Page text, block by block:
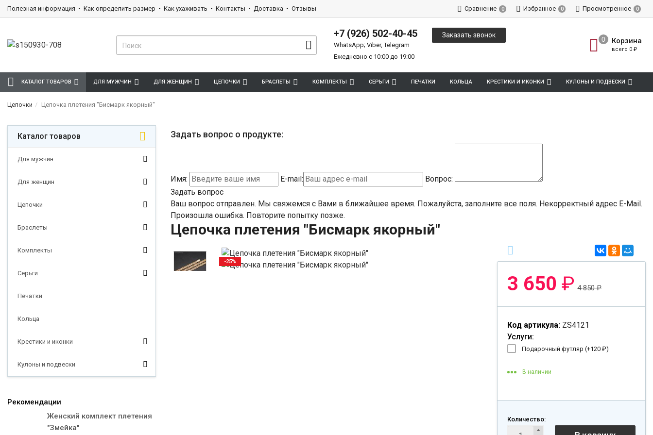
Полезная информация Как определить размер Как ухаживать Контакты Доставка Отзывы Сравнение 0 Избранное 0 Просмотренное 0
+7 (926) 502-40-45
WhatsApp; Viber, Telegram
Ежедневно с 10:00 до 19:00
Заказать звонок
Корзина
всего 0 ₽
КАТАЛОГ ТОВАРОВ ДЛЯ МУЖЧИН ДЛЯ ЖЕНЩИН ЦЕПОЧКИ БРАСЛЕТЫ КОМПЛЕКТЫ СЕРЬГИ ПЕЧАТКИ КОЛЬЦА КРЕСТИКИ И ИКОНКИ КУЛОНЫ И ПОДВЕСКИ
Цепочки Цепочка плетения "Бисмарк якорный"
Каталог товаров
Для мужчин
Для женщин
Цепочки
Браслеты
Комплекты
Серьги
Печатки
Кольца
Крестики и иконки
Кулоны и подвески
Рекомендации
Женский комплект плетения
"Змейка"
Задать вопрос о продукте:
Имя: E-mail:
Вопрос:
Задать вопрос
Ваш вопрос отправлен. Мы свяжемся с Вами в ближайшее время. Пожалуйста, заполните все поля. Некорректный адрес E-Mail.
Произошла ошибка. Повторите попытку позже.
Цепочка плетения "Бисмарк якорный"
-25%
3 650 ₽ 4 850₽
Код артикула: ZS4121
Услуги:
Подарочный футляр (+120 ₽)
В наличии
Количество: